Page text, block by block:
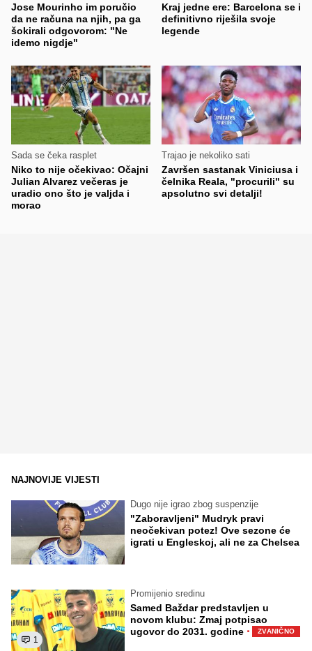
Jose Mourinho im poručio
da ne računa na njih, pa ga
šokirali odgovorom: "Ne
idemo nigdje"
Kraj jedne ere: Barcelona se i
definitivno riješila svoje
legende
Sada se čeka rasplet
Niko to nije očekivao: Očajni
Julian Alvarez večeras je
uradio ono što je valjda i
morao
Trajao je nekoliko sati
Završen sastanak Viniciusa i
čelnika Reala, "procurili" su
apsolutno svi detalji!
NAJNOVIJE VIJESTI
Dugo nije igrao zbog suspenzije
"Zaboravljeni" Mudryk pravi
neočekivan potez! Ove sezone će
igrati u Engleskoj, ali ne za Chelsea
1
Promijenio sredinu
Samed Baždar predstavljen u
novom klubu: Zmaj potpisao
ugovor do 2031. godine · ZVANIČNO